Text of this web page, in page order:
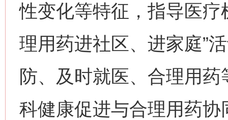
性变化等特征，指导医疗
理用药进社区、进家庭”
防、及时就医、合理用
科健康促进与合理用药